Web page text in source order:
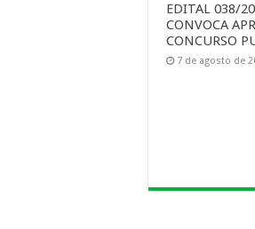
EDITAL 038/
CONVOCA
CONCURSO
7 de agosto de